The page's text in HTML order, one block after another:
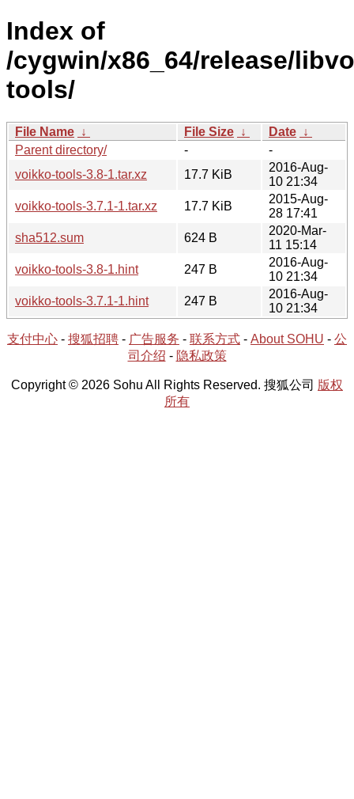
Index of
/cygwin/x86_64/release/
tools/
File Name ↓ File Size ↓ Date ↓
Parent directory/
-
-
voikko-tools-3.8-1.tar.xz
17.7 KiB
2016-Aug-
10 21:34
voikko-tools-3.7.1-1.tar.xz
17.7 KiB
2015-Aug-
28 17:41
sha512.sum
624 B
2020-Mar-
11 15:14
voikko-tools-3.8-1.hint
247 B
2016-Aug-
10 21:34
voikko-tools-3.7.1-1.hint
247 B
2016-Aug-
10 21:34
支付中心 - 搜狐招聘 - 广告服务 - 联系方式 - About SOHU - 公
司介绍 - 隐私政策
Copyright © 2026 Sohu All Rights Reserved. 搜狐公司 版权
所有